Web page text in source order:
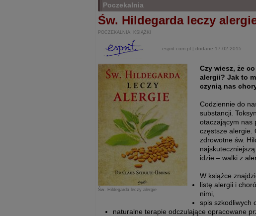
Poczekalnia
Św. Hildegarda leczy
POCZEKALNIA. KSIĄŻKI
esprit.com.pl | dodane 17-02-2015
Św. Hildegarda leczy alergie
Czy wiesz, że
alergii? Jak to
czynią nas
Codziennie do
substancji.
otaczającym nas
częstsze alergie.
zdrowotne św.
idzie – walki z
W książce
listę alergii i
nimi,
spis szkodliwych
naturalne terapie odczulające opracowane